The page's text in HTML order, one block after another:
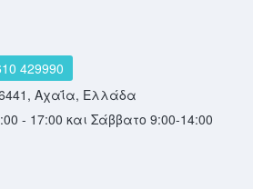
429990
Αχαΐα, Ελλάδα
- 17:00 και Σάββατο 9:00-14:00